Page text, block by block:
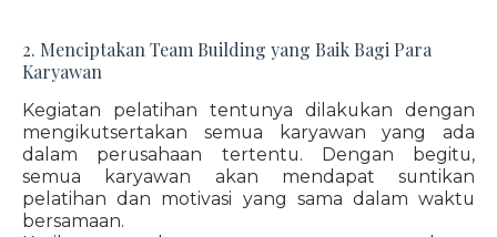
2. Menciptakan Team Building yang Baik Bagi Para
Karyawan
Kegiatan pelatihan tentunya dilakukan dengan
mengikutsertakan semua karyawan yang ada
dalam perusahaan tertentu. Dengan begitu,
semua karyawan akan mendapat suntikan
pelatihan dan motivasi yang sama dalam waktu
bersamaan.